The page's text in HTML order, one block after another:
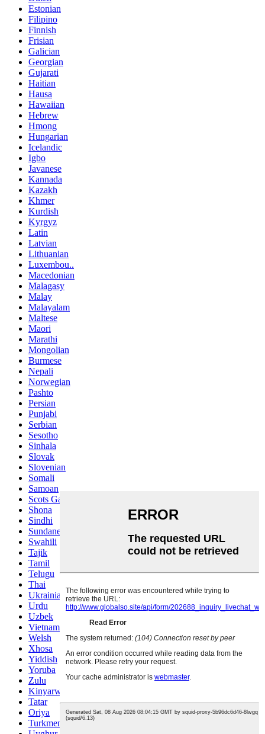
Estonian
Filipino
Finnish
Frisian
Galician
Georgian
Gujarati
Haitian
Hausa
Hawaiian
Hebrew
Hmong
Hungarian
Icelandic
Igbo
Javanese
Kannada
Kazakh
Khmer
Kurdish
Kyrgyz
Latin
Latvian
Lithuanian
Luxembou..
Macedonian
Malagasy
Malay
Malayalam
Maltese
Maori
Marathi
Mongolian
Burmese
Nepali
Norwegian
Pashto
Persian
Punjabi
Serbian
Sesotho
Sinhala
Slovak
Slovenian
Somali
Samoan
Scots Gaelic
Shona
Sindhi
Sundanese
Swahili
Tajik
Tamil
Telugu
Thai
Ukrainian
Urdu
Uzbek
Vietnamese
Welsh
Xhosa
Yiddish
Yoruba
Zulu
Kinyarwanda
Tatar
Oriya
Turkmen